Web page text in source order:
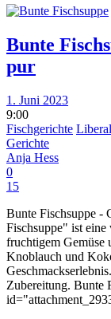
Bunte
pur
1. Juni 2023
9:00
Fischgerichte
Gerichte
Anja Hess
0
15
Bunte Fischsuppe -
Fischsuppe" ist
fruchtigem Gemüse
Knoblauch und
Zubereitung. Bunte